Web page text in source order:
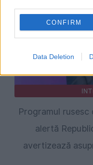
CONFIRM
Data Deletion
Programul rusesc
alertă
avertizează